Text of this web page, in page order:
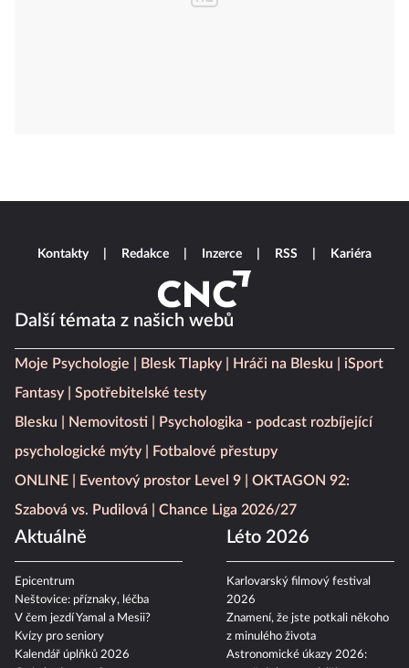
Další témata z našich webů
Moje Psychologie Blesk Tlapky Hráči na Blesku
iSport
Fantasy
Spotřebitelské testy
Blesku
Nemovitosti
Psychologika - podcast rozbíjející
psychologické mýty
Fotbalové přestupy
ONLINE
Eventový prostor Level 9
OKTAGON 92:
Szabová vs. Pudilová
Chance Liga 2026/27
Aktuálně
Epicentrum
Neštovice: příznaky, léčba
V čem jezdí Yamal a Mesii?
Kvízy pro seniory
Kalendář úplňků 2026
Léto 2026
Karlovarský filmový festival
2026
Znamení, že jste potkali někoho
z minulého života
Astronomické úkazy 2026:
Kontakty Redakce Inzerce RSS Kariéra